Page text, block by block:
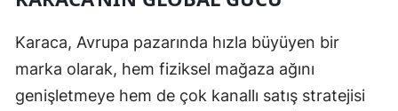
Karaca, Avrupa pazarında hızla büyüyen bir
marka olarak, hem fiziksel mağaza ağını
genişletmeye hem de çok kanallı satış stratejisi